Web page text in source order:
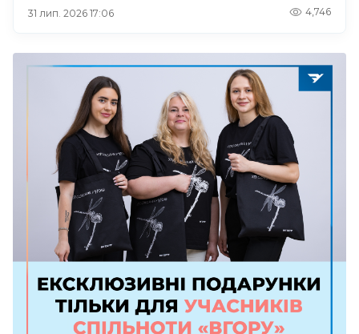
31 лип. 2026 17:06 4,746